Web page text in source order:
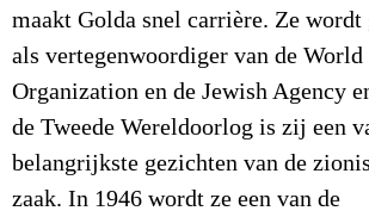
maakt Golda snel carrière. Ze wordt
als vertegenwoordiger van de
Organization en de Jewish Agency
de Tweede Wereldoorlog is zij een
belangrijkste gezichten van de
zaak. In 1946 wordt ze een van de